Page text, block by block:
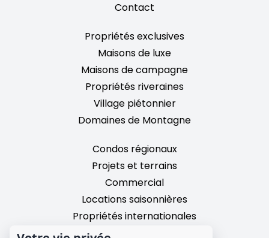
Contact
Propriétés exclusives
Maisons de luxe
Maisons de campagne
Propriétés riveraines
Village piétonnier
Domaines de Montagne
Condos régionaux
Projets et terrains
Commercial
Locations saisonnières
Propriétés internationales